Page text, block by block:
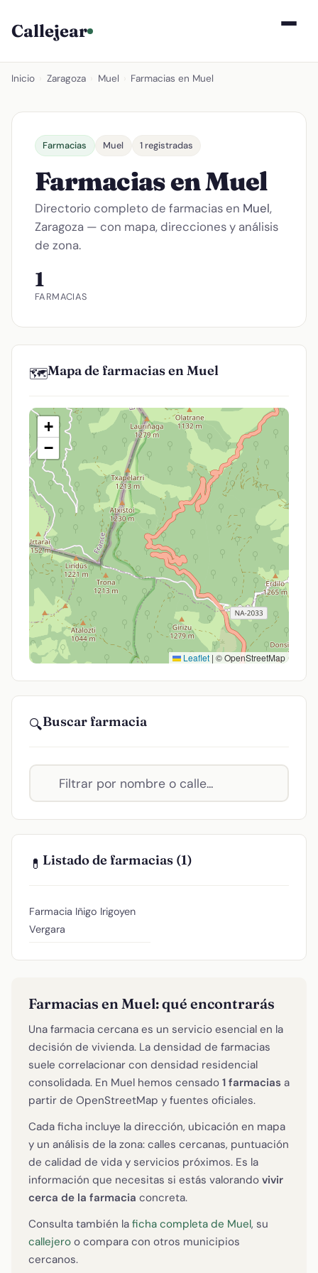
Callejear
Inicio Zaragoza Muel Farmacias en Muel
Farmacias Muel 1 registradas
Farmacias en Muel
Directorio completo de farmacias en Muel,
Zaragoza — con mapa, direcciones y análisis
de zona.
1
FARMACIAS
🗺️Mapa de farmacias en Muel
+
−
Leaflet | © OpenStreetMap
🔍Buscar farmacia
💊 Listado de farmacias (1)
Farmacia Iñigo Irigoyen
Vergara
Farmacias en Muel: qué encontrarás
Una farmacia cercana es un servicio esencial en la
decisión de vivienda. La densidad de farmacias
suele correlacionar con densidad residencial
consolidada. En Muel hemos censado 1 farmacias a
partir de OpenStreetMap y fuentes oficiales.
Cada ficha incluye la dirección, ubicación en mapa
y un análisis de la zona: calles cercanas, puntuación
de calidad de vida y servicios próximos. Es la
información que necesitas si estás valorando vivir
cerca de la farmacia concreta.
Consulta también la ficha completa de Muel, su
callejero o compara con otros municipios
cercanos.